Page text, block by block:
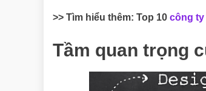
>> Tìm hiểu thêm: Top 10 công ty
Tầm quan trọng